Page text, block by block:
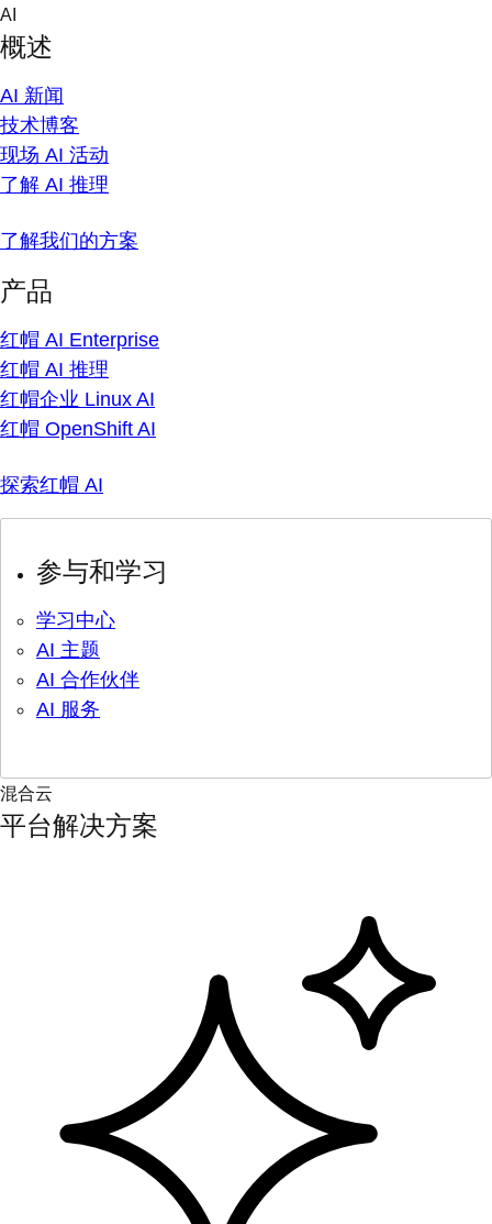
Skip
content
AI
概述
AI 新闻
技术博客
现场 AI 活动
了解 AI 推理
了解我们的方案
产品
红帽 AI Enterprise
红帽 AI 推理
红帽企业 Linux AI
红帽 OpenShift AI
探索红帽 AI
参与和学习
学习中心
AI 主题
AI 合作伙伴
AI 服务
混合云
平台解决方案